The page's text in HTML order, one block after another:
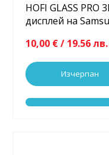
HOFI GLASS PRO
дисплей на
10,00 € / 19.56 лв.
Изчерпан